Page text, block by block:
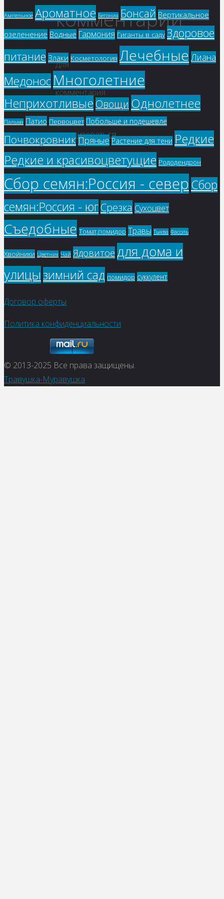
комментарий
Для
отправки
комментария
вам
необходимо
авторизоваться.
Ампельное Ароматное Бегония Бонсай Вертикальное
озеленение Водные Гармония Гиганты в саду Здоровое
питание Злаки Косметология Лечебные Лиана
МедоносМноголетние
Неприхотливые Овощи Однолетнее
Пальма Патио Первоцвет Побольше и подешевле
Почвокровник Пряные Растение для тени Редкие
Редкие и красивоцветущие Рододендрон
Сбор семян:Россия - северСбор
семян:Россия - югСрезка Сухоцвет
Съедобные Томат,помидор Травы Тыква Фасоль
Хвойники Цветник Чай Ядовитое для дома и
улицызимний сад помидор суккулент
Договор оферты
Политика конфиденциальности
© 2013-2025 Все права защищены.
Травушка-Муравушка